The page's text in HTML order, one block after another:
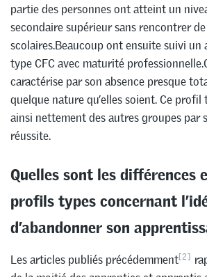
partie des personnes ont atteint un
secondaire supérieur sans rencontrer
scolaires.Beaucoup ont ensuite suivi un
type CFC avec maturité
caractérise par son absence presque
quelque nature qu’elles soient. Ce
ainsi nettement des autres groupes par
réussite.
Quelles sont les différences
profils types concernant
d’abandonner son
Les articles publiés précédemment[2]